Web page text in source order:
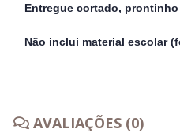
Entregue cortado,
Não inclui material escolar
AVALIAÇÕES (0)